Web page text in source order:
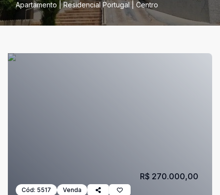
Apartamento | Residencial Portugal | Centro
Cód: 5517 Venda
R$ 270.000,00